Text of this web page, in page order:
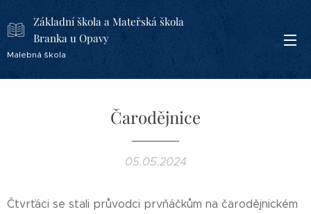
Základní škola a Mateřská škola
Branka u Opavy
Malebná škola
Čarodějnice
05.05.2024
Čtvrťáci se stali průvodci prvňáčkům na čarodějnickém